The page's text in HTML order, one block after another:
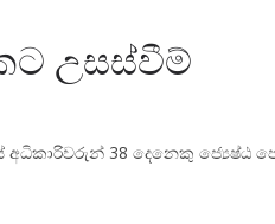
උසස්වීම්
38 දෙනෙකු ජ්‍යෙෂ්ඨ